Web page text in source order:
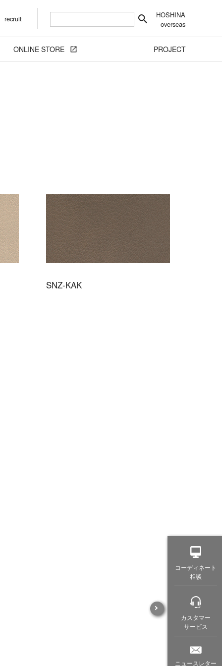
recruit
HOSHINA
overseas
ONLINE STORE PROJECT
SNZ-KAK
コーディネート
相談
カスタマー
サービス
ニュースレター